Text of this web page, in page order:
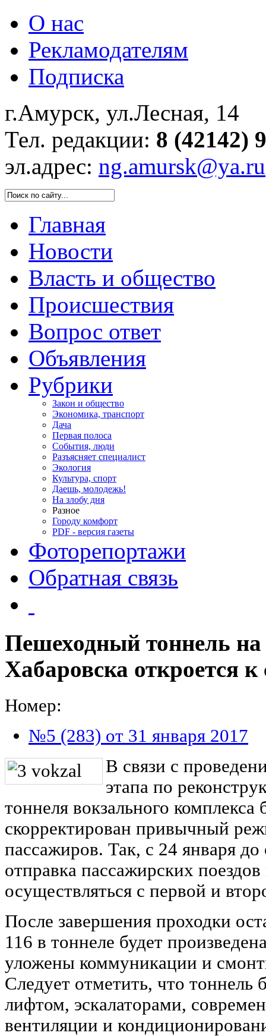
О нас
Рекламодателям
Подписка
г.Амурск, ул.Лесная, 14
Тел. редакции: 8 (42142)
эл.адрес: ng.amursk@ya.ru
Главная
Новости
Власть и общество
Происшествия
Вопрос ответ
Объявления
Рубрики
Закон и общество
Экономика, транспорт
Дача
Первая полоса
События, люди
Разъясняет специалист
Экология
Культура, спорт
Даешь, молодежь!
На злобу дня
Разное
Городу комфорт
PDF - версия газеты
Фоторепортажи
Обратная связь
Пешеходный тоннель на
Хабаровска откроется к
Номер:
№5 (283) от 31 января 2017
В связи с
этапа по
тоннеля вокзального комплекса
скорректирован привычный
пассажиров. Так, с 24 января
отправка пассажирских поездов
осуществляться с первой и
После завершения проходки
116 в тоннеле будет
уложены коммуникации и
Следует отметить, что тоннель
лифтом, эскалаторами,
вентиляции и